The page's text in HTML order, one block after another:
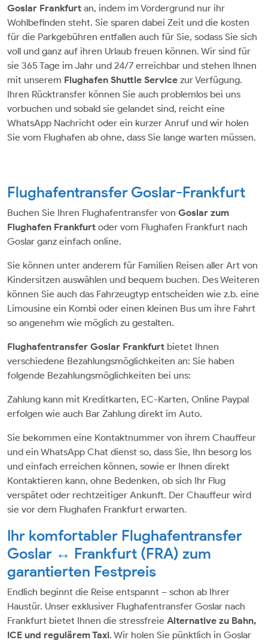
Goslar Frankfurt an, indem im Vordergrund nur ihr
Wohlbefinden steht. Sie sparen dabei Zeit und die kosten
für die Parkgebühren entfallen auch für Sie, sodass Sie sich
voll und ganz auf ihren Urlaub freuen können. Wir sind für
sie 365 Tage im Jahr und 24/7 erreichbar und stehen Ihnen
mit unserem Flughafen Shuttle Service zur Verfügung.
Ihren Rücktransfer können Sie auch problemlos bei uns
vorbuchen und sobald sie gelandet sind, reicht eine
WhatsApp Nachricht oder ein kurzer Anruf und wir holen
Sie vom Flughafen ab ohne, dass Sie lange warten müssen.
Flughafentransfer Goslar-Frankfurt
Buchen Sie Ihren Flughafentransfer von Goslar zum
Flughafen Frankfurt oder vom Flughafen Frankfurt nach
Goslar ganz einfach online.
Sie können unter anderem für Familien Reisen aller Art von
Kindersitzen auswählen und bequem buchen. Des Weiteren
können Sie auch das Fahrzeugtyp entscheiden wie z.b. eine
Limousine ein Kombi oder einen kleinen Bus um ihre Fahrt
so angenehm wie möglich zu gestalten.
Flughafentransfer Goslar Frankfurt bietet Ihnen
verschiedene Bezahlungsmöglichkeiten an: Sie haben
folgende Bezahlungsmöglichkeiten bei uns:
Zahlung kann mit Kreditkarten, EC-Karten, Online Paypal
erfolgen wie auch Bar Zahlung direkt im Auto.
Sie bekommen eine Kontaktnummer von ihrem Chauffeur
und ein WhatsApp Chat dienst so, dass Sie, Ihn besorg los
und einfach erreichen können, sowie er Ihnen direkt
Kontaktieren kann, ohne Bedenken, ob sich Ihr Flug
verspätet oder rechtzeitiger Ankunft. Der Chauffeur wird
sie vor dem Flughafen Frankfurt erwarten.
Ihr komfortabler Flughafentransfer
Goslar ↔ Frankfurt (FRA) zum
garantierten Festpreis
Endlich beginnt die Reise entspannt – schon ab Ihrer
Haustür. Unser exklusiver Flughafentransfer Goslar nach
Frankfurt bietet Ihnen die stressfreie Alternative zu Bahn,
ICE und regulärem Taxi. Wir holen Sie pünktlich in Goslar